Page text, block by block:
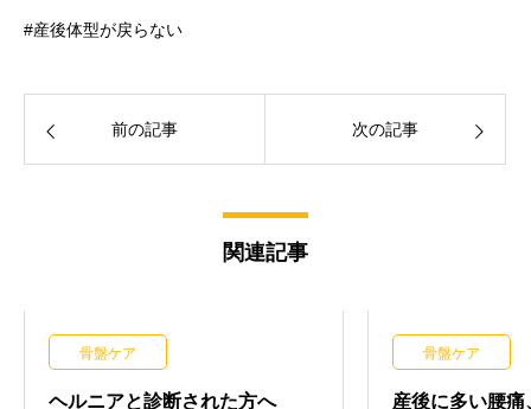
#産後体型が戻らない
前の記事 次の記事
関連記事
骨盤ケア
ヘルニアと診断された方へ
骨盤ケア
産後に多い腰